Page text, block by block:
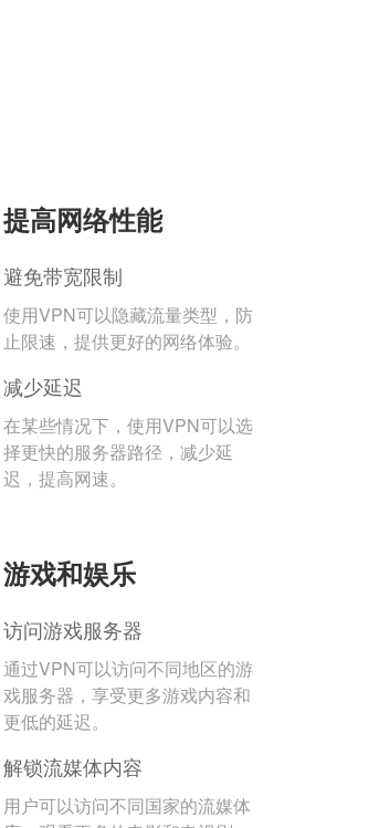
提高网络性能
避免带宽限制
使用VPN可以隐藏流量类型，防
止限速，提供更好的网络体验。
减少延迟
在某些情况下，使用VPN可以选
择更快的服务器路径，减少延
迟，提高网速。
游戏和娱乐
访问游戏服务器
通过VPN可以访问不同地区的游
戏服务器，享受更多游戏内容和
更低的延迟。
解锁流媒体内容
用户可以访问不同国家的流媒体